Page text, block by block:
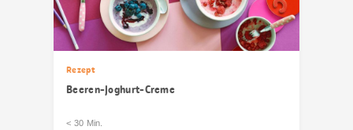
Rezept
Beeren-Joghurt-Creme
< 30 Min.